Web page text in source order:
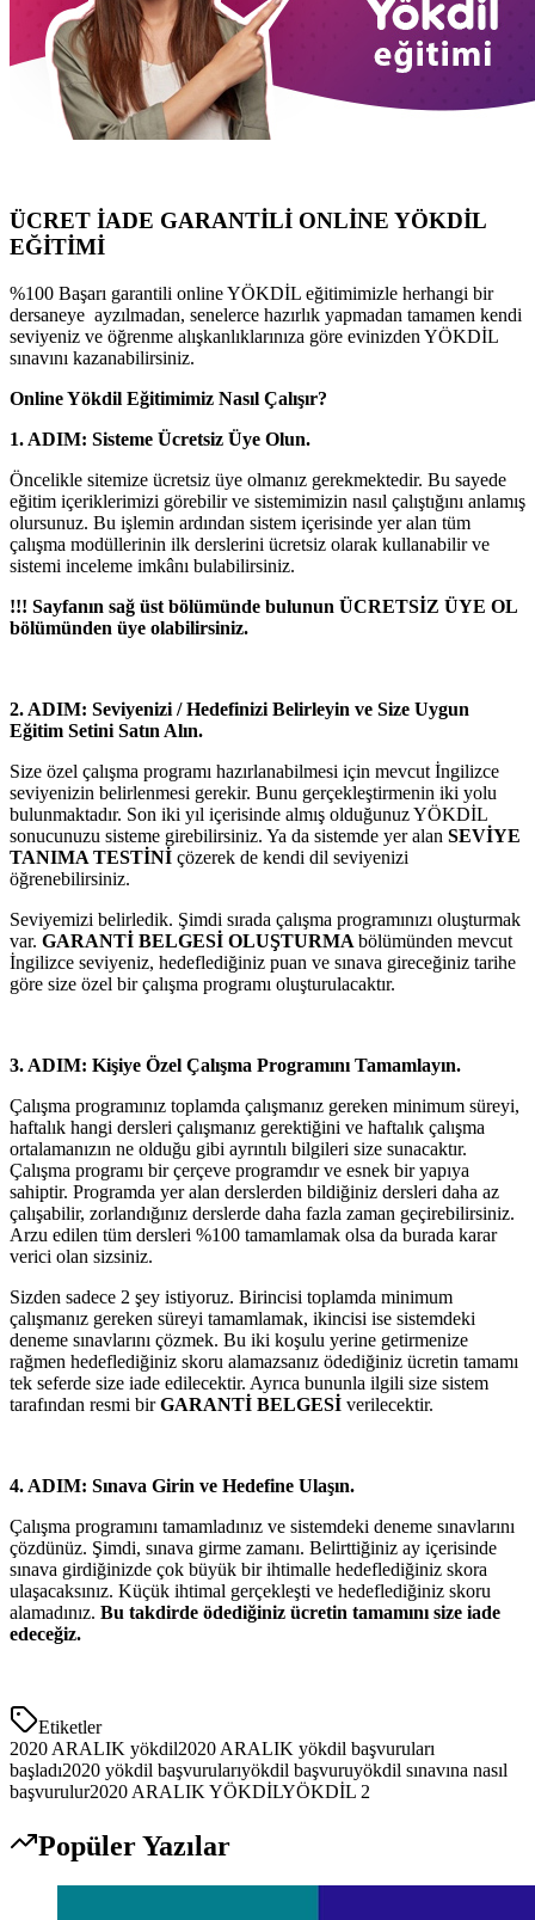
ÜCRET İADE GARANTİLİ ONLİNE YÖKDİL
EĞİTİMİ
%100 Başarı garantili online YÖKDİL eğitimimizle herhangi bir
dersaneye ayzılmadan, senelerce hazırlık yapmadan tamamen kendi
seviyeniz ve öğrenme alışkanlıklarınıza göre evinizden YÖKDİL
sınavını kazanabilirsiniz.
Online Yökdil Eğitimimiz Nasıl Çalışır?
1. ADIM: Sisteme Ücretsiz Üye Olun.
Öncelikle sitemize ücretsiz üye olmanız gerekmektedir. Bu sayede
eğitim içeriklerimizi görebilir ve sistemimizin nasıl çalıştığını anlamış
olursunuz. Bu işlemin ardından sistem içerisinde yer alan tüm
çalışma modüllerinin ilk derslerini ücretsiz olarak kullanabilir ve
sistemi inceleme imkânı bulabilirsiniz.
!!! Sayfanın sağ üst bölümünde bulunun ÜCRETSİZ ÜYE OL
bölümünden üye olabilirsiniz.
2. ADIM: Seviyenizi / Hedefinizi Belirleyin ve Size Uygun
Eğitim Setini Satın Alın.
Size özel çalışma programı hazırlanabilmesi için mevcut İngilizce
seviyenizin belirlenmesi gerekir. Bunu gerçekleştirmenin iki yolu
bulunmaktadır. Son iki yıl içerisinde almış olduğunuz YÖKDİL
sonucunuzu sisteme girebilirsiniz. Ya da sistemde yer alan SEVİYE
TANIMA TESTİNİ çözerek de kendi dil seviyenizi
öğrenebilirsiniz.
Seviyemizi belirledik. Şimdi sırada çalışma programınızı oluşturmak
var. GARANTİ BELGESİ OLUŞTURMA bölümünden mevcut
İngilizce seviyeniz, hedeflediğiniz puan ve sınava gireceğiniz tarihe
göre size özel bir çalışma programı oluşturulacaktır.
3. ADIM: Kişiye Özel Çalışma Programını Tamamlayın.
Çalışma programınız toplamda çalışmanız gereken minimum süreyi,
haftalık hangi dersleri çalışmanız gerektiğini ve haftalık çalışma
ortalamanızın ne olduğu gibi ayrıntılı bilgileri size sunacaktır.
Çalışma programı bir çerçeve programdır ve esnek bir yapıya
sahiptir. Programda yer alan derslerden bildiğiniz dersleri daha az
çalışabilir, zorlandığınız derslerde daha fazla zaman geçirebilirsiniz.
Arzu edilen tüm dersleri %100 tamamlamak olsa da burada karar
verici olan sizsiniz.
Sizden sadece 2 şey istiyoruz. Birincisi toplamda minimum
çalışmanız gereken süreyi tamamlamak, ikincisi ise sistemdeki
deneme sınavlarını çözmek. Bu iki koşulu yerine getirmenize
rağmen hedeflediğiniz skoru alamazsanız ödediğiniz ücretin tamamı
tek seferde size iade edilecektir. Ayrıca bununla ilgili size sistem
tarafından resmi birGARANTİ BELGESİ verilecektir.
4. ADIM: Sınava Girin ve Hedefine Ulaşın.
Çalışma programını tamamladınız ve sistemdeki deneme sınavlarını
çözdünüz. Şimdi, sınava girme zamanı. Belirttiğiniz ay içerisinde
sınava girdiğinizde çok büyük bir ihtimalle hedeflediğiniz skora
ulaşacaksınız. Küçük ihtimal gerçekleşti ve hedeflediğiniz skoru
alamadınız. Bu takdirde ödediğiniz ücretin tamamını size iade
edeceğiz.
Etiketler
2020 ARALIK yökdil2020 ARALIK yökdil başvuruları
başladı2020 yökdil başvurularıyökdil başvuruyökdil sınavına nasıl
başvurulur2020 ARALIK YÖKDİLYÖKDİL 2
Popüler Yazılar